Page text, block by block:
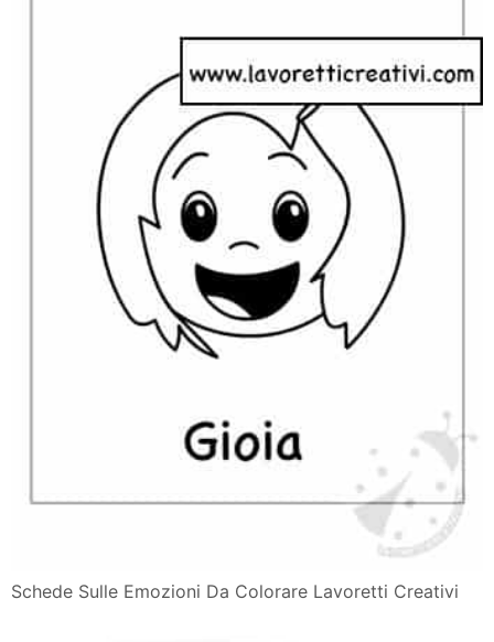
Schede Sulle Emozioni Da Colorare Lavoretti Creativi